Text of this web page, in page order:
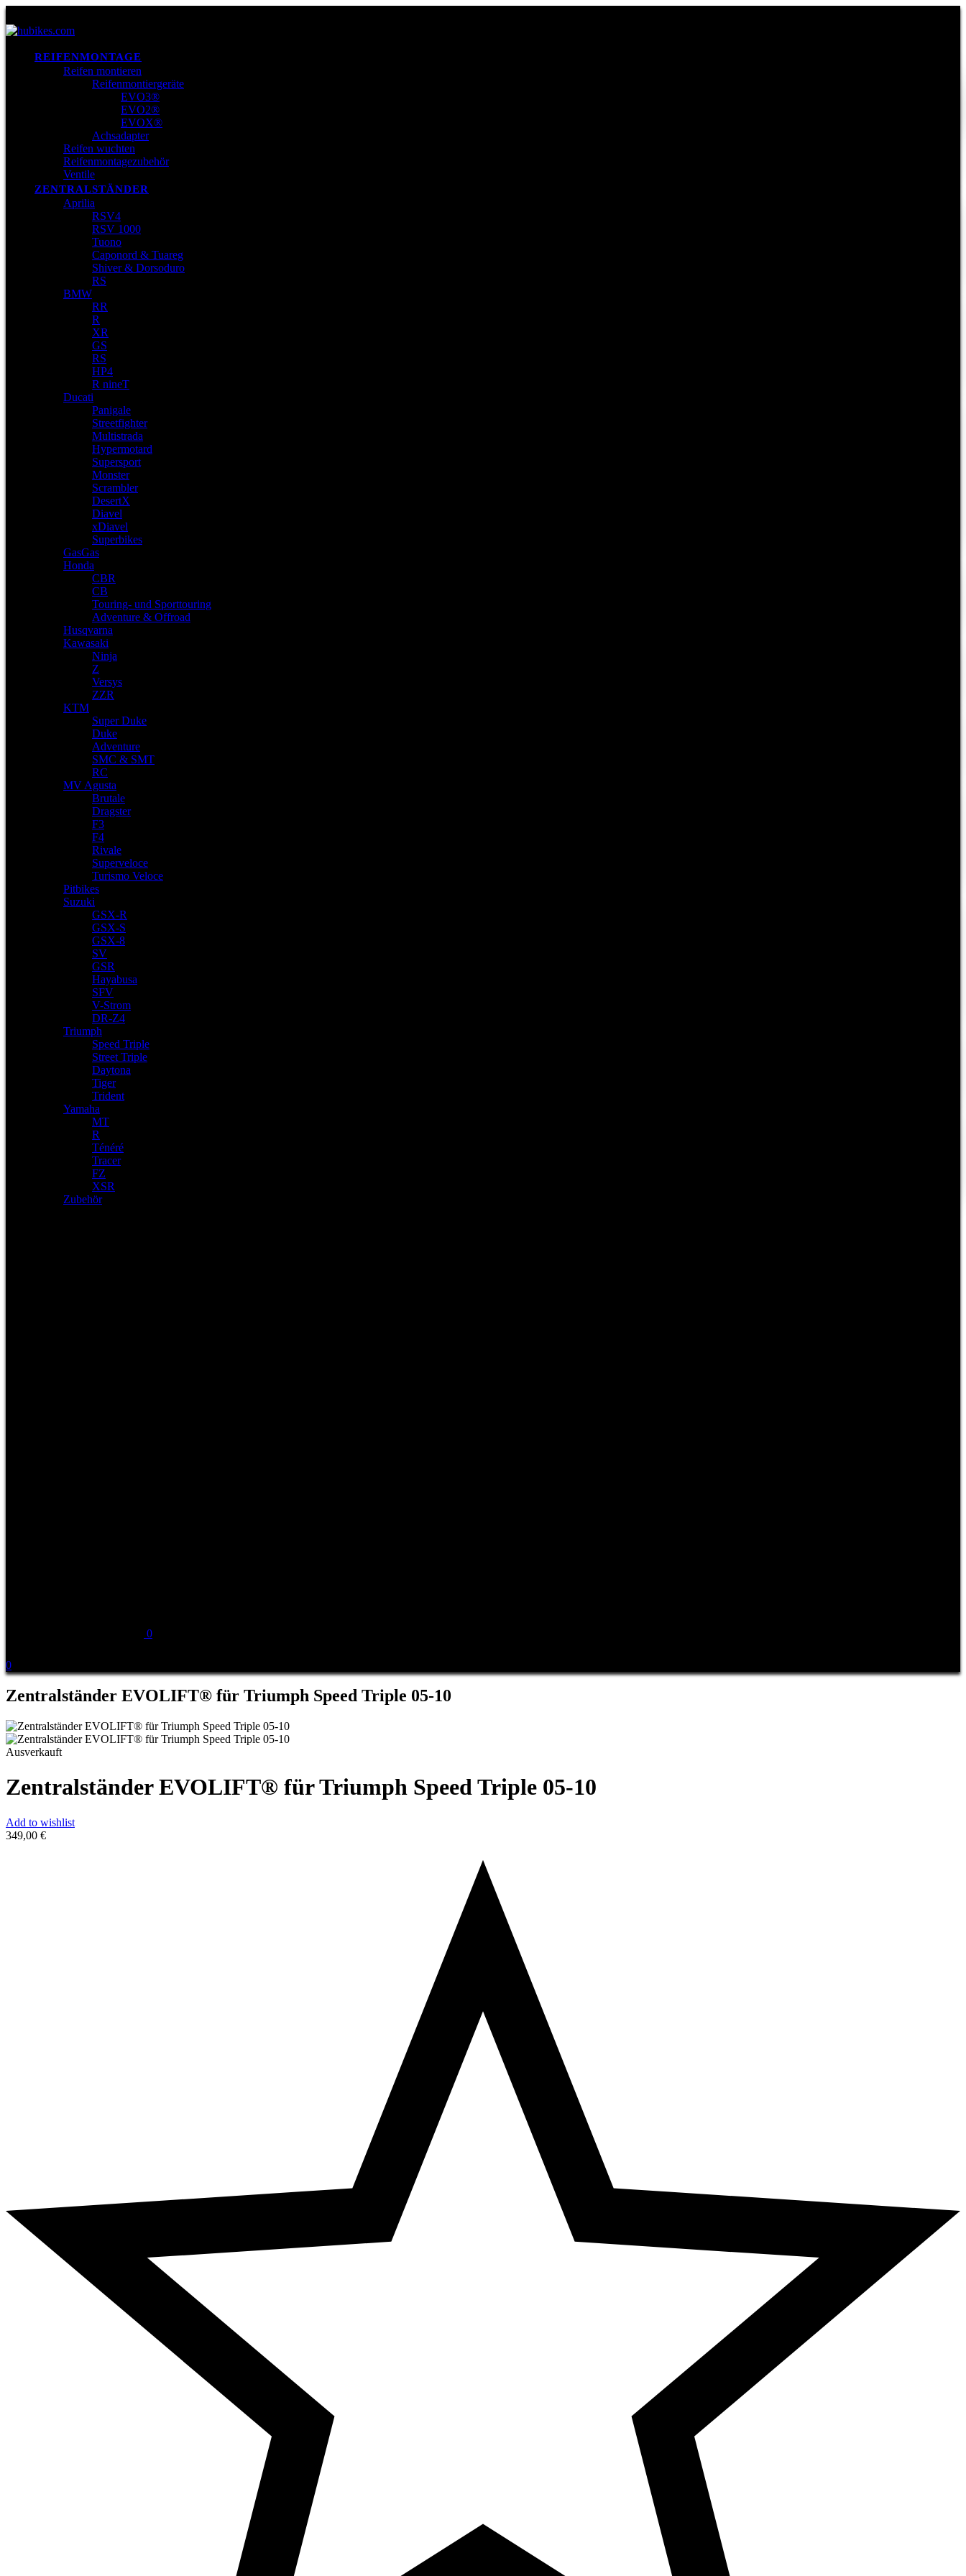
REIFENMONTAGE
Reifen montieren
Reifenmontiergeräte
EVO3®
EVO2®
EVOX®
Achsadapter
Reifen wuchten
Reifenmontagezubehör
Ventile
ZENTRALSTÄNDER
Aprilia
RSV4
RSV 1000
Tuono
Caponord & Tuareg
Shiver & Dorsoduro
RS
BMW
RR
R
XR
GS
RS
HP4
R nineT
Ducati
Panigale
Streetfighter
Multistrada
Hypermotard
Supersport
Monster
Scrambler
DesertX
Diavel
xDiavel
Superbikes
GasGas
Honda
CBR
CB
Touring- und Sporttouring
Adventure & Offroad
Husqvarna
Kawasaki
Ninja
Z
Versys
ZZR
KTM
Super Duke
Duke
Adventure
SMC & SMT
RC
MV Agusta
Brutale
Dragster
F3
F4
Rivale
Superveloce
Turismo Veloce
Pitbikes
Suzuki
GSX-R
GSX-S
GSX-8
SV
GSR
Hayabusa
SFV
V-Strom
DR-Z4
Triumph
Speed Triple
Street Triple
Daytona
Tiger
Trident
Yamaha
MT
R
Ténéré
Tracer
FZ
XSR
Zubehör
0
0
Zentralständer EVOLIFT® für Triumph Speed Triple 05-10
Ausverkauft
Zentralständer EVOLIFT® für Triumph Speed Triple 05-10
Add to wishlist
349,00 €